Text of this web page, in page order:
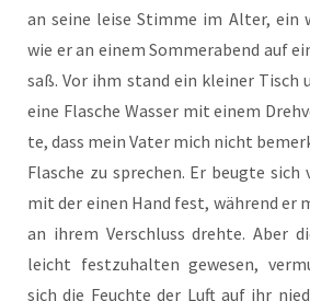
an sei­ne lei­se Stim­me im Alter, ein
wie er an einem Som­mer­abend auf
saß. Vor ihm stand ein klei­ner Tisch
eine Fla­sche Was­ser mit einem
te, dass mein Vater mich nicht
Fla­sche zu spre­chen. Er beug­te sich
mit der einen Hand fest, wäh­rend er
an ihrem Ver­schluss dreh­te. Aber
leicht fest­zu­hal­ten gewe­sen,
sich die Feuch­te der Luft auf ihr